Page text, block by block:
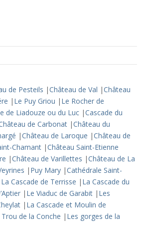
de Pesteils |Château de Val |Château
| Le Puy Griou | Le Rocher de
de Liadouze ou du Luc |Cascade du
de Carbonat |Château du
|Château de Laroque |Château de
Chamant |Château Saint-Etienne
|Château de Varillettes |Château de La
| Puy Mary |Cathédrale Saint-
La Cascade de Terrisse | La Cascade du
| Le Viaduc de Garabit | Les
| La Cascade et Moulin de
de la Conche | Les gorges de la